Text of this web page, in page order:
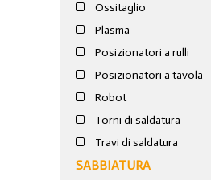
Ossitaglio
Plasma
Posizionatori a rulli
Posizionatori a tavola
Robot
Torni di saldatura
Travi di saldatura
SABBIATURA